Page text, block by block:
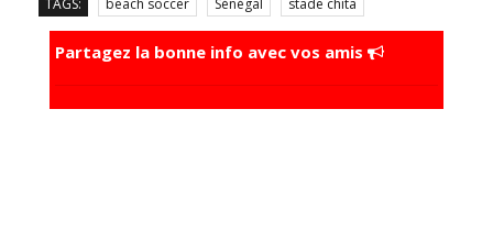
TAGS: beach soccer Sénégal stade chita
Partagez la bonne info avec vos amis